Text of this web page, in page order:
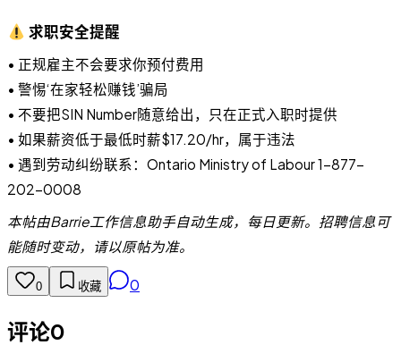
求职安全提醒
• 正规雇主不会要求你预付费用
• 警惕‘在家轻松赚钱’骗局
• 不要把SIN Number随意给出，只在正式入职时提供
• 如果薪资低于最低时薪$17.20/hr，属于违法
• 遇到劳动纠纷联系：Ontario Ministry of Labour 1-877-
202-0008
本帖由Barrie工作信息助手自动生成，每日更新。招聘信息可
能随时变动，请以原帖为准。
0 收藏 0
评论0